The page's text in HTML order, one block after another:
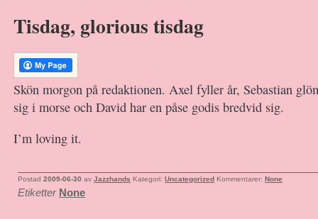
Tisdag, glorious tisdag
Skön morgon på redaktionen. Axel fyller år, Sebastian
sig i morse och David har en påse godis bredvid sig.
I’m loving it.
Postad 2009-06-30 av Jazzhands Kategori: Uncategorized Kommentarer: None
Etiketter None